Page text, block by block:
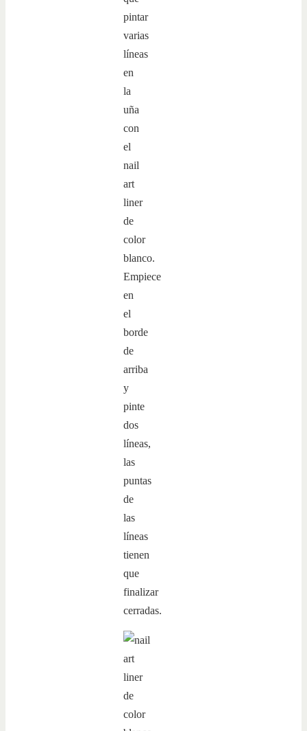
pintar
varias
líneas
en
la
uña
con
el
nail
art
liner
de
color
blanco.
Empiece
en
el
borde
de
arriba
y
pinte
dos
líneas,
las
puntas
de
las
líneas
tienen
que
finalizar
cerradas.